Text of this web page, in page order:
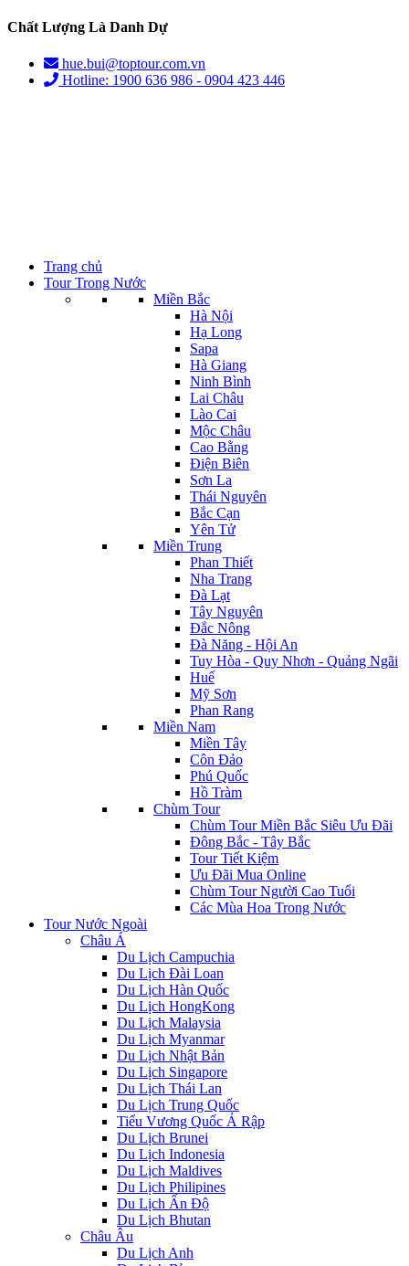
Chất Lượng Là Danh Dự
hue.bui@toptour.com.vn
Hotline: 1900 636 986 - 0904 423 446
Trang chủ
Tour Trong Nước
Miền Bắc
Hà Nội
Hạ Long
Sapa
Hà Giang
Ninh Bình
Lai Châu
Lào Cai
Mộc Châu
Cao Bằng
Điện Biên
Sơn La
Thái Nguyên
Bắc Cạn
Yên Tử
Miền Trung
Phan Thiết
Nha Trang
Đà Lạt
Tây Nguyên
Đắc Nông
Đà Năng - Hội An
Tuy Hòa - Quy Nhơn - Quảng Ngãi
Huế
Mỹ Sơn
Phan Rang
Miền Nam
Miền Tây
Côn Đảo
Phú Quốc
Hồ Tràm
Chùm Tour
Chùm Tour Miền Bắc Siêu Ưu Đãi
Đông Bắc - Tây Bắc
Tour Tiết Kiệm
Ưu Đãi Mua Online
Chùm Tour Người Cao Tuổi
Các Mùa Hoa Trong Nước
Tour Nước Ngoài
Châu Á
Du Lịch Campuchia
Du Lịch Đài Loan
Du Lịch Hàn Quốc
Du Lịch HongKong
Du Lịch Malaysia
Du Lịch Myanmar
Du Lịch Nhật Bản
Du Lịch Singapore
Du Lịch Thái Lan
Du Lịch Trung Quốc
Tiểu Vương Quốc Ả Rập
Du Lịch Brunei
Du Lịch Indonesia
Du Lịch Maldives
Du Lịch Philipines
Du Lịch Ấn Độ
Du Lịch Bhutan
Châu Âu
Du Lịch Anh